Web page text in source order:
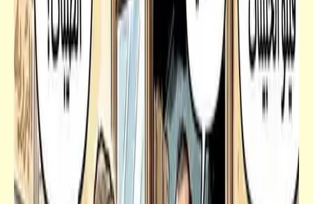
جعلوني طبيباً
كل ما تريد معرفته من معلومات وإرشادات عن